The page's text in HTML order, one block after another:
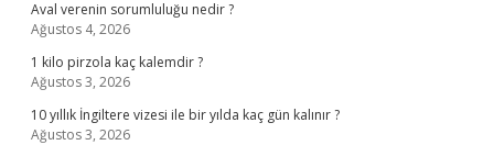
Aval verenin sorumluluğu nedir ?
Ağustos 4, 2026
1 kilo pirzola kaç kalemdir ?
Ağustos 3, 2026
10 yıllık İngiltere vizesi ile bir yılda kaç gün kalınır ?
Ağustos 3, 2026